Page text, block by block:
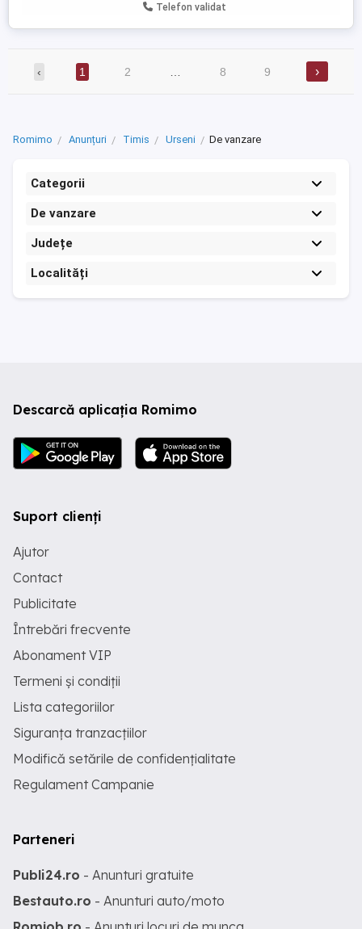
Telefon validat
‹ 1 2 8 9 ›
Romimo Anunțuri Timis Urseni De vanzare
Categorii
De vanzare
Județe
Localități
Descarcă aplicația Romimo
Suport clienți
Ajutor
Contact
Publicitate
Întrebări frecvente
Abonament VIP
Termeni și condiții
Lista categoriilor
Siguranța tranzacțiilor
Modifică setările de confidențialitate
Regulament Campanie
Parteneri
Publi24.ro - Anunturi gratuite
Bestauto.ro - Anunturi auto/moto